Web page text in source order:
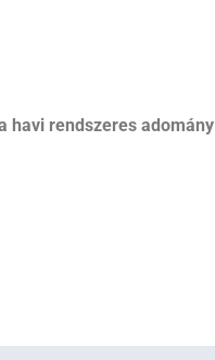
havi rendszeres adomány